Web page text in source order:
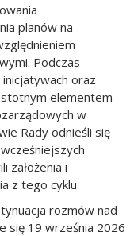
planów na
Podczas
inicjatywach oraz
elementem
w
Rady odnieśli się
założenia i
z tego cyklu.
rozmów nad
się 19 września 2026